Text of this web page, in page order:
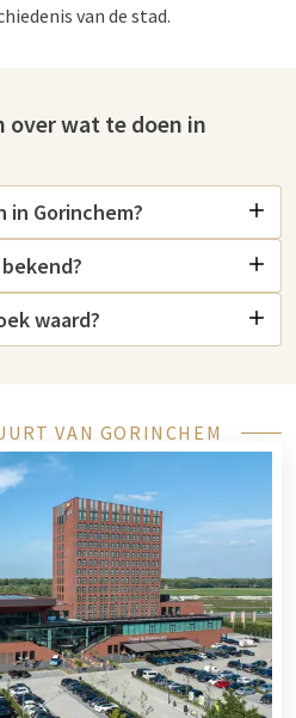
van de stad.
en omgeving. Ontdek de
hetRijksmuseum Slot
dag met de kinderen
Voor ontspanning kunt u
een uitgebreid zwembad.
GeoFort, waar u op
kunt verkennen, en Fort
samenkomen. In het
aanbod aan hotels in diverse
hotels in het historische
aan de rand van de
over wat te doen in
in Gorinchem?
waard?
VAN GORINCHEM